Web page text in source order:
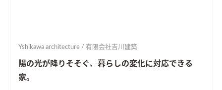
Yshikawa architecture / 有限会社吉川建築
陽の光が降りそそぐ、暮らしの変化に対応できる
家。